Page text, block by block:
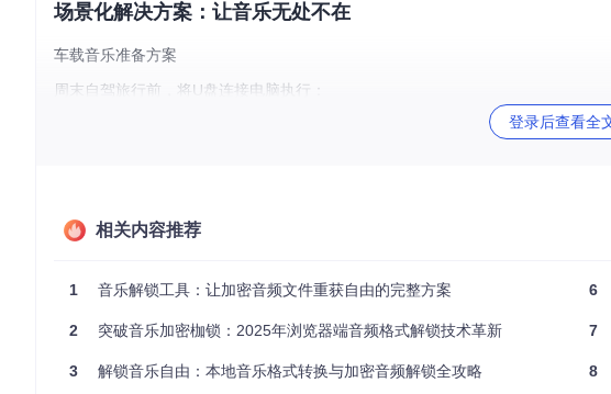
场景化解决方案：让音乐无处不在
车载音乐准备方案
周末自驾旅行前，将U盘连接电脑执行：
云盘同步解决方案
解密后的文件可直接上传至云存储，在任何设备上流畅播放，彻底摆脱格式限制。
登录后查看全
相关内容推荐
1 音乐解锁工具：让加密音频文件重获自由的完整方案
2 突破音乐加密枷锁：2025年浏览器端音频格式解锁技术革新
3 解锁音乐自由：本地音乐格式转换与加密音频解锁全攻略
6
7
8